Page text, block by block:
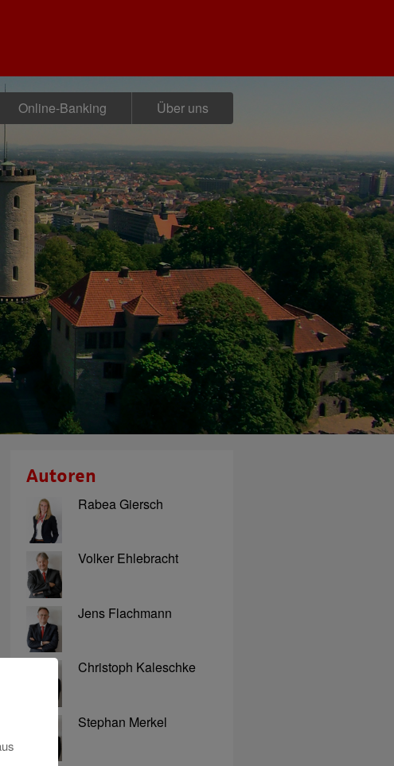
Online-Banking Über uns
Autoren
Rabea Giersch
Volker Ehlebracht
Jens Flachmann
Christoph Kaleschke
Stephan Merkel